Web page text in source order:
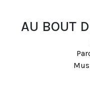
AU BOUT